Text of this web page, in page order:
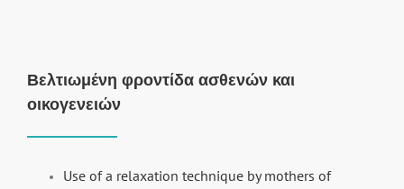
Bελτιωμένη φροντίδα ασθενών και
οικογενειών
Use of a relaxation technique by mothers of